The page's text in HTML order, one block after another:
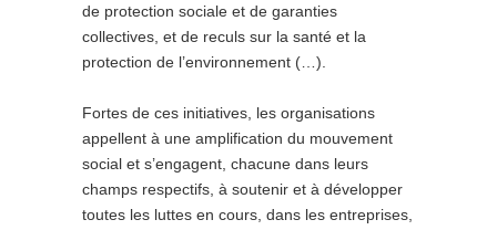
de protection sociale et de garanties
collectives, et de reculs sur la santé et la
protection de l’environnement (…).
Fortes de ces initiatives, les organisations
appellent à une amplification du mouvement
social et s’engagent, chacune dans leurs
champs respectifs, à soutenir et à développer
toutes les luttes en cours, dans les entreprises,